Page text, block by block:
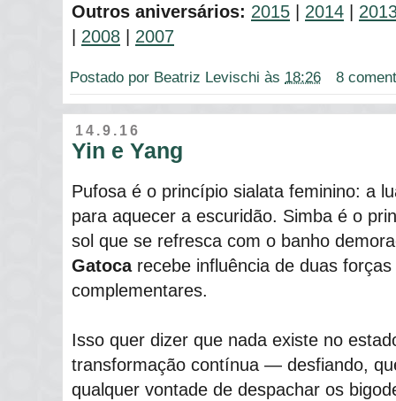
Outros aniversários: 2015 2014
2008 2007
Postado por Beatriz Levischi às 18:26 8
14.9.16
Yin e Yang
Pufosa é o princípio sialata feminino: a
para aquecer a escuridão. Simba é o
sol que se refresca com o banho
Gatocarecebe influência de duas
complementares.
Isso quer dizer que nada existe no
transformação contínua ― desfiando,
qualquer vontade de despachar os